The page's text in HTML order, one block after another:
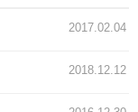
2017.02.04
2018.12.12